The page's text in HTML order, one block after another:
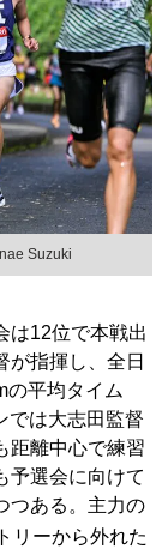
Suzuki
は12位で本戦出
が指揮し、全日
の平均タイム
では大志田監督
距離中心で練習
予選会に向けて
つある。主力の
リーから外れた